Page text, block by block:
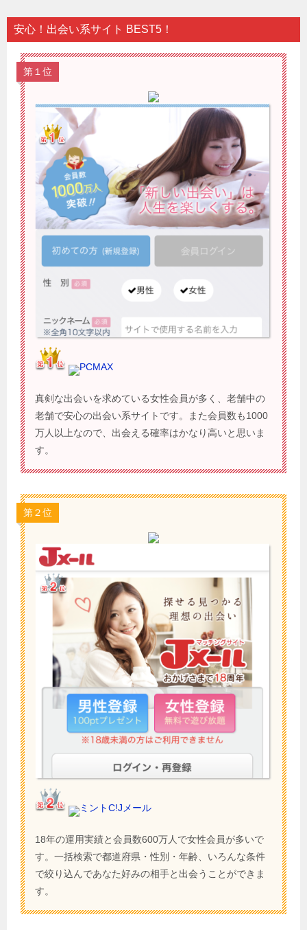
安心！出会い系サイト BEST5！
第１位
PCMAX
真剣な出会いを求めている女性会員が多く、老舗中の
老舗で安心の出会い系サイトです。また会員数も1000
万人以上なので、出会える確率はかなり高いと思いま
す。
第２位
ミントC!Jメール
18年の運用実績と会員数600万人で女性会員が多いで
す。一括検索で都道府県・性別・年齢、いろんな条件
で絞り込んであなた好みの相手と出会うことができま
す。